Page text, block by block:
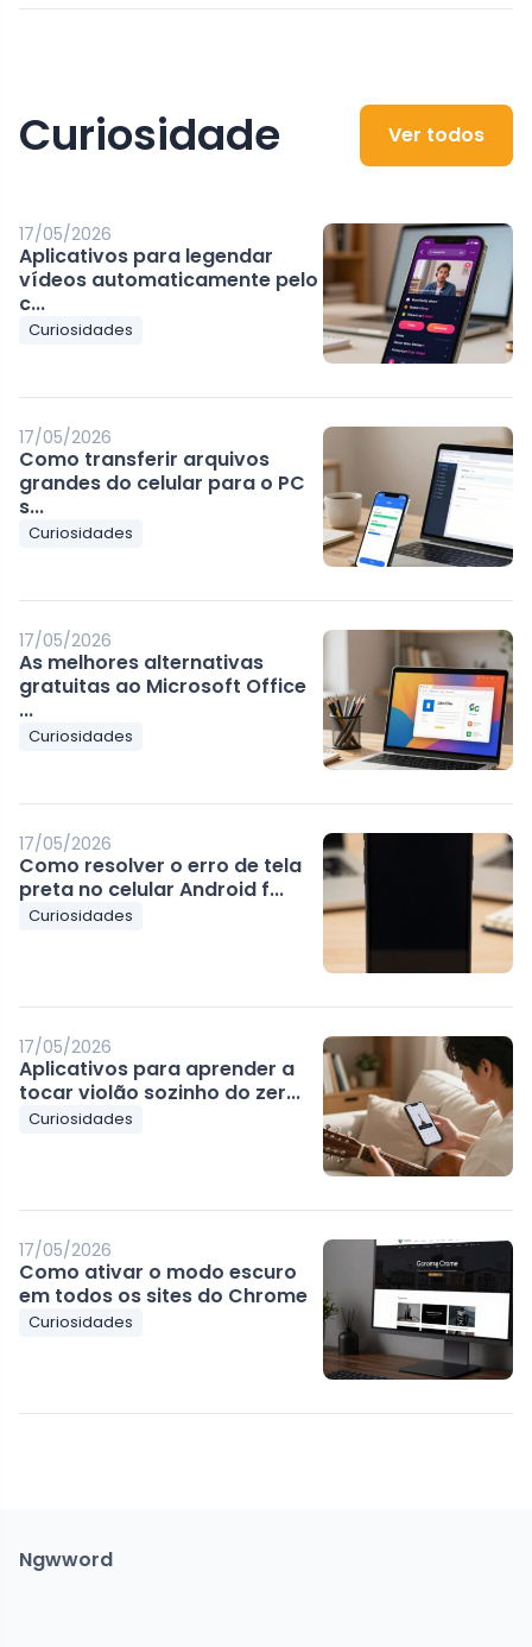
Curiosidade Ver todos
17/05/2026
Aplicativos para legendar
vídeos automaticamente pelo
c...
Curiosidades
17/05/2026
Como transferir arquivos
grandes do celular para o PC
s...
Curiosidades
17/05/2026
As melhores alternativas
gratuitas ao Microsoft Office
...
Curiosidades
17/05/2026
Como resolver o erro de tela
preta no celular Android f...
Curiosidades
17/05/2026
Aplicativos para aprender a
tocar violão sozinho do zer...
Curiosidades
17/05/2026
Como ativar o modo escuro
em todos os sites do Chrome
Curiosidades
Ngwword